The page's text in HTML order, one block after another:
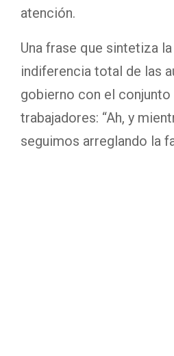
atención.
Una frase que sintetiza
indiferencia total de las
gobierno con el conjunto
trabajadores: “Ah, y
seguimos arreglando la